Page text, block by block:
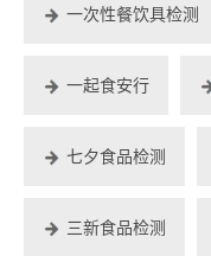
一次性餐饮具检测
一起食安行
七夕食品检测
三新食品检测